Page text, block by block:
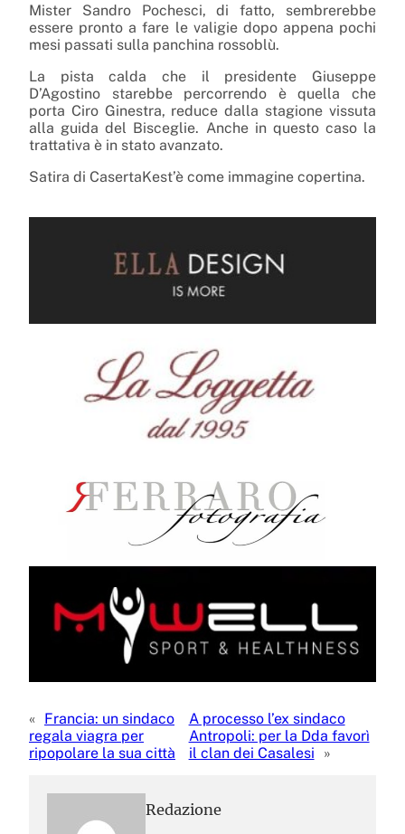
Mister Sandro Pochesci, di fatto, sembrerebbe
essere pronto a fare le valigie dopo appena pochi
mesi passati sulla panchina rossoblù.
La pista calda che il presidente Giuseppe
D’Agostino starebbe percorrendo è quella che
porta Ciro Ginestra, reduce dalla stagione vissuta
alla guida del Bisceglie. Anche in questo caso la
trattativa è in stato avanzato.
Satira di CasertaKest’è come immagine copertina.
« Francia: un sindaco
regala viagra per
ripopolare la sua città
A processo l’ex sindaco
Antropoli: per la Dda favorì
il clan dei Casalesi
»
Redazione